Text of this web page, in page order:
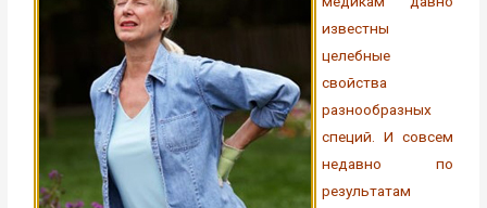
известны
целебные
свойства
разнообразных
специй. И совсем
недавно по
результатам